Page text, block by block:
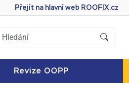
Přejít na hlavní web ROOFIX.cz
Revize OOPP